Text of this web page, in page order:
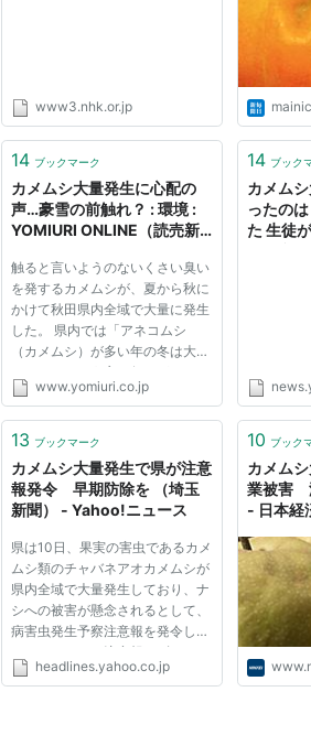
www3.nhk.or.jp
14 ブックマーク
カメムシ大量発生に心配の
声…豪雪の前触れ？ : 環境 :
YOMIURI ONLINE（読売新
触ると言いようのないくさい臭い
を発するカメムシが、夏から秋に
かけて秋田県内全域で大量に発生
した。 県内では「アネコムシ
（カメムシ）が多い年の冬は大雪
になる」という言い伝えがある。
昨年も県内で大量発生し、その
「この冬も大雪になるのでは」と
心配する声が聞かれる。 秋田地
方...
www.yomiuri.co.jp
14 ブック
カメム
ったの
た 生徒
13 ブックマーク
カメムシ大量発生で県が注意
報発令 早期防除を （埼玉
新聞） - Yahoo!ニュース
県は10日、果実の害虫であるカメ
ムシ類のチャバネアオカメムシが
県内全域で大量発生しており、ナ
シへの被害が懸念されるとして、
病害虫発生予察注意報を発令し
た。カメムシの注意報は2年ぶ
り。県は「これから活動が活発に
headlines.yahoo.co.jp
10 ブック
カメム
業被害
- 日本経